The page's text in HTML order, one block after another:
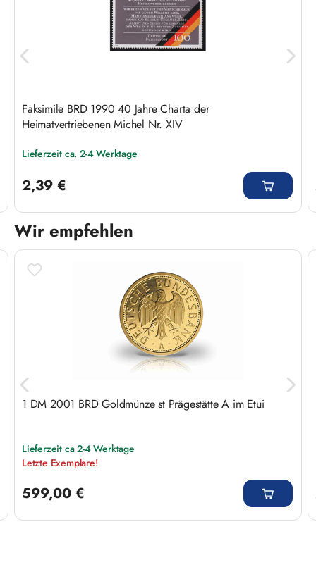
Faksimile BRD 1990 40 Jahre Charta der
Heimatvertriebenen Michel Nr. XIV
Lieferzeit ca. 2-4 Werktage
2,39 €
Wir empfehlen
Produktgalerie überspringen
1 DM 2001 BRD Goldmünze st Prägestätte A im Etui
Lieferzeit ca 2-4 Werktage
Letzte Exemplare!
599,00 €